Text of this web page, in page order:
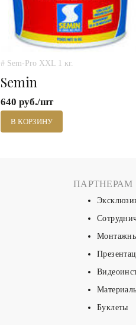
# Sem-Pro XXL 1 кг.
Semin
640 руб./шт
В КОРЗИНУ
ПАРТНЕРАМ
Буклеты